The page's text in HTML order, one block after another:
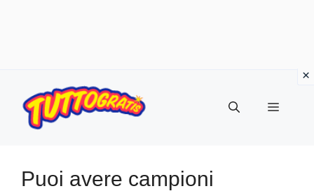
contenuto
Menu
Puoi avere campioni